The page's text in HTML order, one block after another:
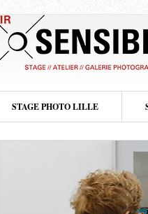
STAGE PHOTO LILLE